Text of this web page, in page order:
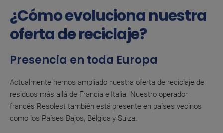
¿Cómo evoluciona nuestra
oferta de reciclaje?
Presencia en toda Europa
Actualmente hemos ampliado nuestra oferta de reciclaje de
residuos más allá de Francia e Italia. Nuestro operador
francés Resolest también está presente en países vecinos
como los Países Bajos, Bélgica y Suiza.